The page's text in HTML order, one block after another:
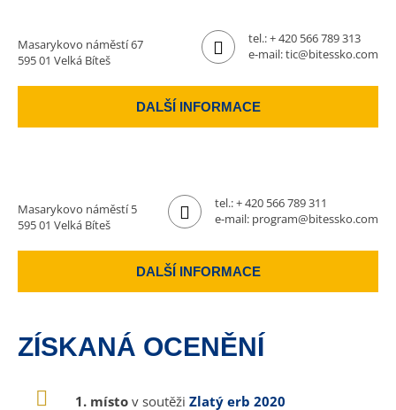
Masarykovo náměstí 67
595 01 Velká Bíteš
tel.:+ 420 566 789 313
e-mail:tic@bitessko.com
DALŠÍ INFORMACE
Masarykovo náměstí 5
595 01 Velká Bíteš
tel.:+ 420 566 789 311
e-mail: program@bitessko.com
DALŠÍ INFORMACE
ZÍSKANÁ OCENĚNÍ
1. místo v soutěži Zlatý erb 2020